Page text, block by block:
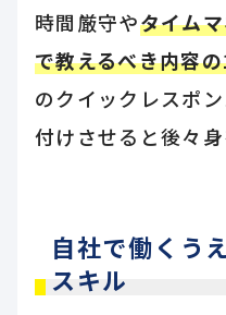
時間厳守やタイム
で教えるべき内容
のクイックレスポ
付けさせると後々身
自社で働くう
スキル